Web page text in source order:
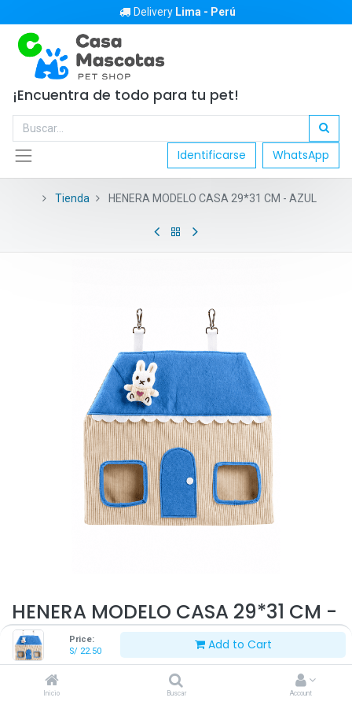
Price:
S/ 22.50 Add to Cart
Inicio Buscar Account
Delivery Lima - Perú
¡Encuentra de todo para tu pet!
Identificarse WhatsApp
Tienda HENERA MODELO CASA 29*31 CM - AZUL
HENERA MODELO CASA 29*31 CM -
AZUL
22.50